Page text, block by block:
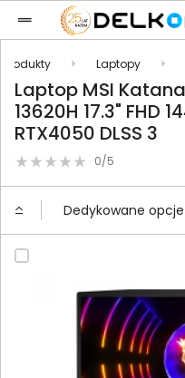
Produkty Laptopy
Laptop MSI Katana
13620H 17.3" FHD
RTX4050 DLSS 3
0/5
Dedykowane opcje